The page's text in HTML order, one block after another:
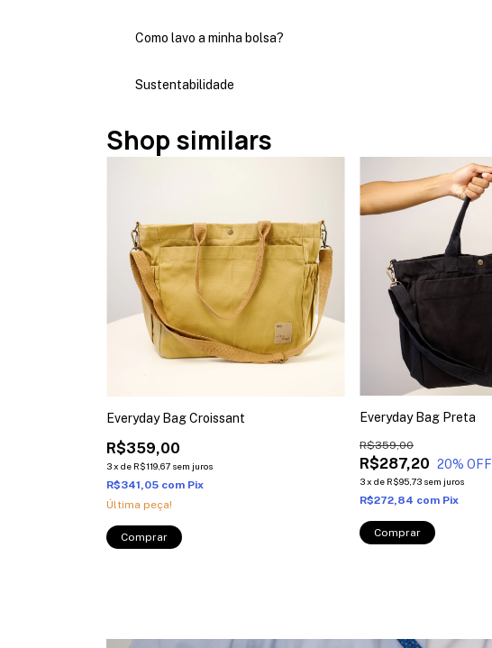
Como lavo a minha bolsa?
Sustentabilidade
Shop similars
Everyday Bag Croissant
R$359,00
3x de R$119,67 sem juros
R$341,05 com Pix
Última peça!
Everyday Bag Preta
R$287,20
R$359,00
20% OFF
3x de R$95,73 sem juros
R$272,84 com Pix